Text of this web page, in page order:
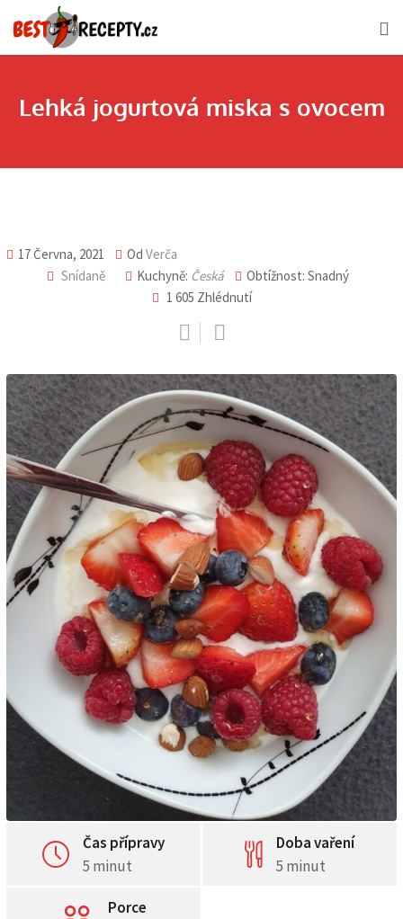
to
Lehká jogurtová miska s ovocem
17 Června, 2021 Od Verča
Snídaně
Kuchyně: Česká
Obtížnost: Snadný
1 605 Zhlédnutí
Čas přípravy
5 minut
Doba vaření
5 minut
Porce